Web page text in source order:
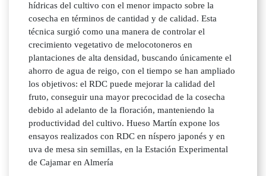
hídricas del cultivo con el menor impacto sobre la
cosecha en términos de cantidad y de calidad. Esta
técnica surgió como una manera de controlar el
crecimiento vegetativo de melocotoneros en
plantaciones de alta densidad, buscando únicamente el
ahorro de agua de reigo, con el tiempo se han ampliado
los objetivos: el RDC puede mejorar la calidad del
fruto, conseguir una mayor precocidad de la cosecha
debido al adelanto de la floración, manteniendo la
productividad del cultivo. Hueso Martín expone los
ensayos realizados con RDC en níspero japonés y en
uva de mesa sin semillas, en la Estación Experimental
de Cajamar en Almería